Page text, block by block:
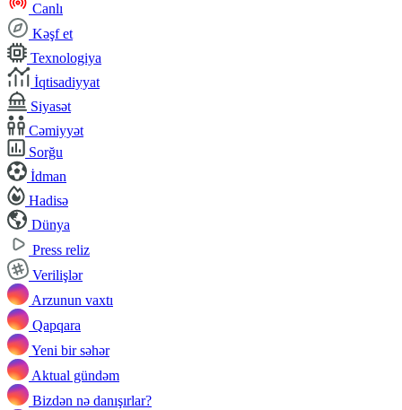
Canlı
Kəşf et
Texnologiya
İqtisadiyyat
Siyasət
Cəmiyyət
Sorğu
İdman
Hadisə
Dünya
Press reliz
Verilişlər
Arzunun vaxtı
Qapqara
Yeni bir səhər
Aktual gündəm
Bizdən nə danışırlar?